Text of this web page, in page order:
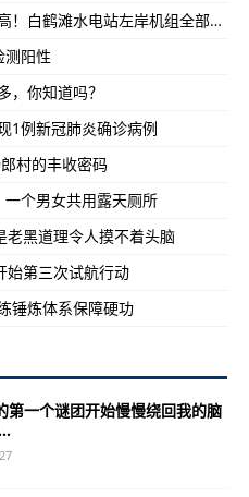
当今世界在建规模最大、难度最高！白鹤滩水电站左岸机组全部投产
测阳性
，你知道吗？
1例新冠肺炎确诊病例
村的丰收密码
个男女共用露天厕所
老黑道理令人摸不着头脑
始第三次试航行动
锤炼体系保障硬功
第一个谜团开始慢慢绕回我的脑